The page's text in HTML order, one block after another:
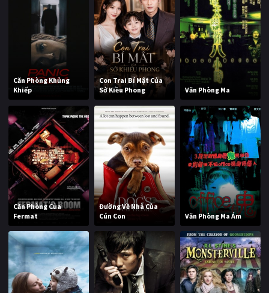
Căn Phòng Khủng
Khiếp
Con Trai Bí Mật Của
Sở Kiều Phong
Văn Phòng Ma
Căn Phòng Của
Fermat
Đường Về Nhà Của
Cún Con
Văn Phòng Ma Ám